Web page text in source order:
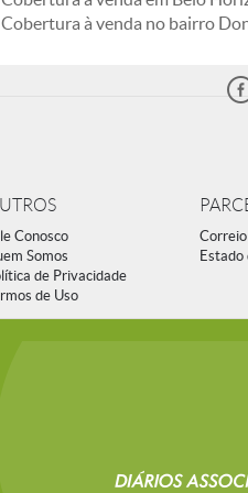
Cobertura à venda no bairro
Conosco
Somos
de Privacidade
de Uso
Estado